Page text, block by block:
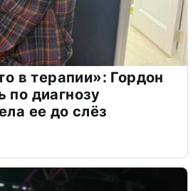
в терапии»: Гордон
по диагнозу
ее до слёз